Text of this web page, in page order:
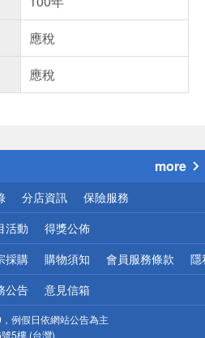
應稅
應稅
小心！
more
分店資訊 保險服務
活動 得獎公佈
採購 購物須知 會員服務條款 隱
公告 意見信箱
例假日依網站公告為主
5樓 (台灣)